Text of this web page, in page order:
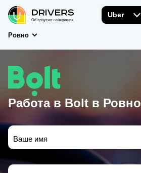
Uber
Ровно
Работа в Bolt в Ровно
Ваше имя